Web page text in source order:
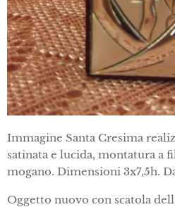
Immagine Santa Cresima
satinata e lucida, montatura a
mogano. Dimensioni 3x7,5h.
Oggetto nuovo con scatola